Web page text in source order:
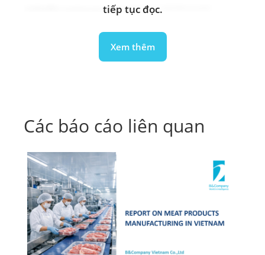
info@b-company.jp(+84) 24 3978 5165
tiếp tục đọc.
Xem thêm
Các báo cáo liên quan